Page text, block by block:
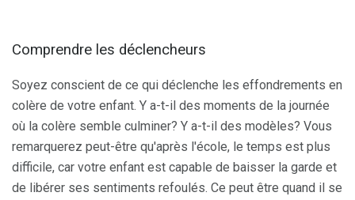
Comprendre les déclencheurs
Soyez conscient de ce qui déclenche les effondrements en
colère de votre enfant. Y a-t-il des moments de la journée
où la colère semble culminer? Y a-t-il des modèles? Vous
remarquerez peut-être qu'après l'école, le temps est plus
difficile, car votre enfant est capable de baisser la garde et
de libérer ses sentiments refoulés. Ce peut être quand il se